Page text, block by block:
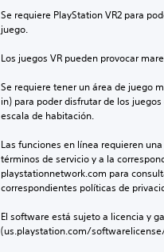
Se requiere PlayStation VR2 para
juego.
Los juegos VR pueden provocar
Se requiere tener un área de juego
in) para poder disfrutar de los
escala de habitación.
Las funciones en línea requieren
términos de servicio y a la
playstationnetwork.com para
correspondientes políticas de
El software está sujeto a licencia y
(us.playstation.com/